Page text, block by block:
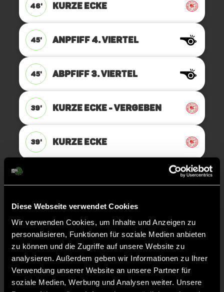
Diese Webseite verwendet Cookies
Wir verwenden Cookies, um Inhalte und Anzeigen zu
personalisieren, Funktionen für soziale Medien anbieten
zu können und die Zugriffe auf unsere Website zu
analysieren. Außerdem geben wir Informationen zu Ihrer
Verwendung unserer Website an unsere Partner für
soziale Medien, Werbung und Analysen weiter. Unsere
46' KURZE ECKE
45' ANPFIFF 4. Viertel
45' ABPFIFF 3. Viertel
39' KURZE ECKE - VERGEBEN
39' KURZE ECKE
TOR 4:1, FELDTOR